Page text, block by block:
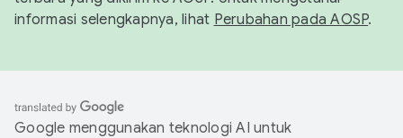
informasi selengkapnya, lihat Perubahan pada AOSP.
Google menggunakan teknologi AI untuk